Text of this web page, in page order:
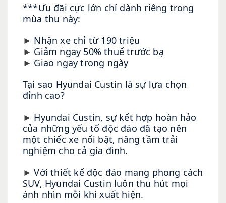
***Ưu đãi cực lớn chỉ dành riêng trong
mùa thu này:
► Nhận xe chỉ từ 190 triệu
► Giảm ngay 50% thuế trước bạ
► Giao ngay trong ngày
Tại sao Hyundai Custin là sự lựa chọn
đỉnh cao?
► Hyundai Custin, sự kết hợp hoàn hảo
của những yếu tố độc đáo đã tạo nên
một chiếc xe nổi bật, nâng tầm trải
nghiệm cho cả gia đình.
►Với thiết kế độc đáo mang phong cách
SUV, Hyundai Custin luôn thu hút mọi
ánh nhìn mỗi khi xuất hiện.